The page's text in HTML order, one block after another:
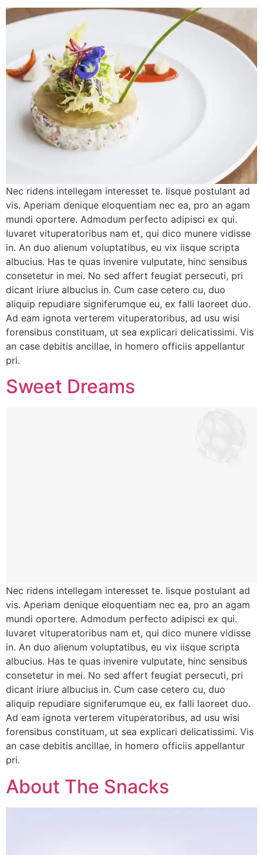
Nec ridens intellegam interesset te. Iisque postulant ad
vis. Aperiam denique eloquentiam nec ea, pro an agam
mundi oportere. Admodum perfecto adipisci ex qui.
Iuvaret vituperatoribus nam et, qui dico munere vidisse
in. An duo alienum voluptatibus, eu vix iisque scripta
albucius. Has te quas invenire vulputate, hinc sensibus
consetetur in mei. No sed affert feugiat persecuti, pri
dicant iriure albucius in. Cum case cetero cu, duo
aliquip repudiare signiferumque eu, ex falli laoreet duo.
Ad eam ignota verterem vituperatoribus, ad usu wisi
forensibus constituam, ut sea explicari delicatissimi. Vis
an case debitis ancillae, in homero officiis appellantur
pri.
Sweet Dreams
Nec ridens intellegam interesset te. Iisque postulant ad
vis. Aperiam denique eloquentiam nec ea, pro an agam
mundi oportere. Admodum perfecto adipisci ex qui.
Iuvaret vituperatoribus nam et, qui dico munere vidisse
in. An duo alienum voluptatibus, eu vix iisque scripta
albucius. Has te quas invenire vulputate, hinc sensibus
consetetur in mei. No sed affert feugiat persecuti, pri
dicant iriure albucius in. Cum case cetero cu, duo
aliquip repudiare signiferumque eu, ex falli laoreet duo.
Ad eam ignota verterem vituperatoribus, ad usu wisi
forensibus constituam, ut sea explicari delicatissimi. Vis
an case debitis ancillae, in homero officiis appellantur
pri.
About The Snacks